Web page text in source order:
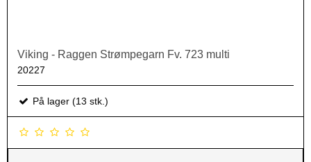
Viking - Raggen Strømpegarn Fv. 723 multi
20227
På lager (13 stk.)